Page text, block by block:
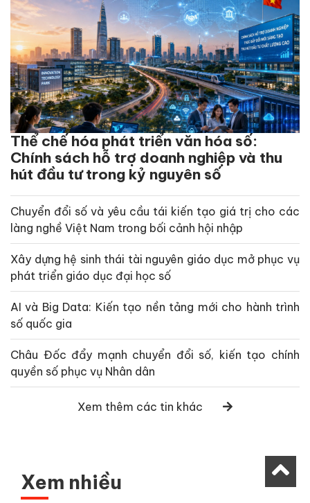
Thể chế hóa phát triển văn hóa số:
Chính sách hỗ trợ doanh nghiệp và thu
hút đầu tư trong kỷ nguyên số
Chuyển đổi số và yêu cầu tái kiến tạo giá trị cho các
làng nghề Việt Nam trong bối cảnh hội nhập
Xây dựng hệ sinh thái tài nguyên giáo dục mở phục vụ
phát triển giáo dục đại học số
AI và Big Data: Kiến tạo nền tảng mới cho hành trình
số quốc gia
Châu Đốc đẩy mạnh chuyển đổi số, kiến tạo chính
quyền số phục vụ Nhân dân
Xem thêm các tin khác
Xem nhiều